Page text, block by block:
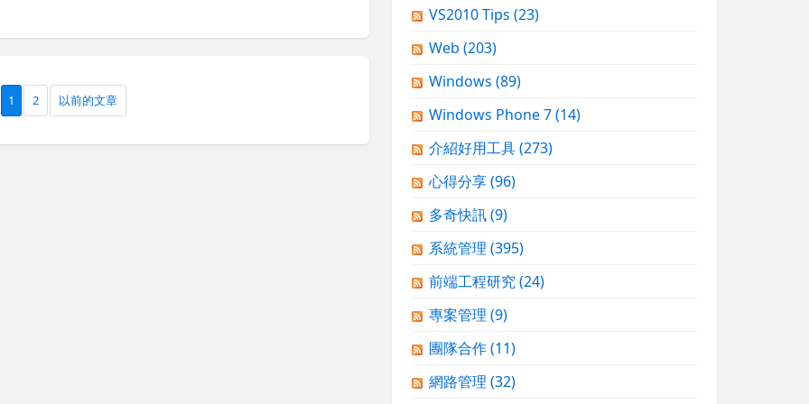
1 2 以前的文章
VS2010 Tips (23)
Web (203)
Windows (89)
Windows Phone 7(14)
介紹好用工具(273)
心得分享(96)
多奇快訊(9)
系統管理 (395)
前端工程研究(24)
專案管理 (9)
團隊合作(11)
網路管理 (32)